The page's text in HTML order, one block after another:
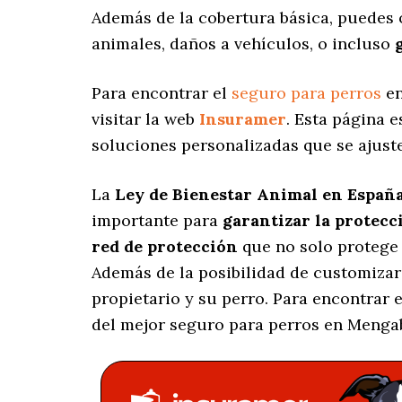
Además de la cobertura básica,
animales, daños a vehículos, o incluso
Para encontrar el seguro para perros
visitar la web Insuramer. Esta página
soluciones personalizadas que se
La Ley de Bienestar Animal en
importante para garantizar la
red de protección que no solo
Además de la posibilidad de
propietario y su perro. Para encontrar
del mejor seguro para perros en